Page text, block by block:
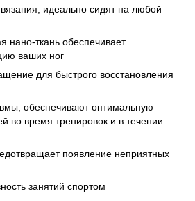
идеально сидят на любой
нано-ткань обеспечивает
ваших ног
для быстрого восстановления
обеспечивают оптимальную
во время тренировок и в течении
появление неприятных
занятий спортом